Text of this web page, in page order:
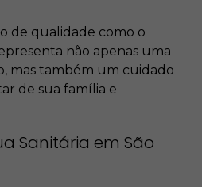
de qualidade como o
não apenas uma
mas também um cuidado
de sua família e
Sanitária em São